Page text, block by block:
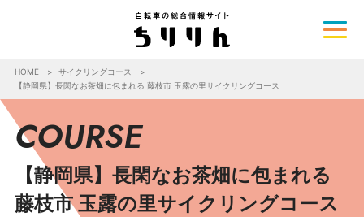
HOME
サイクリングコース
【静岡県】長閑なお茶畑に包まれる 藤枝市 玉露の里サイクリングコース
COURSE
【静岡県】長閑なお茶畑に包まれる
藤枝市 玉露の里サイクリングコース